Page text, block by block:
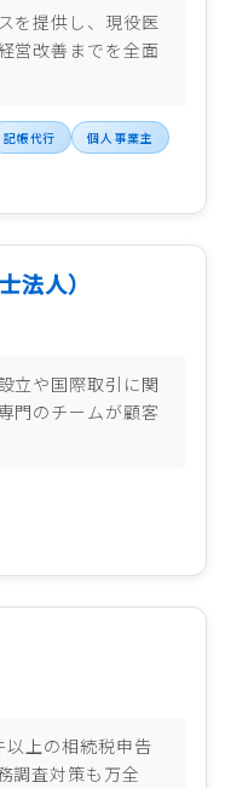
を提供し、現役医
営改善までを全面
記帳代行 個人事業主
法人）
立や国際取引に関
門のチームが顧客
以上の相続税申告
調査対策も万全